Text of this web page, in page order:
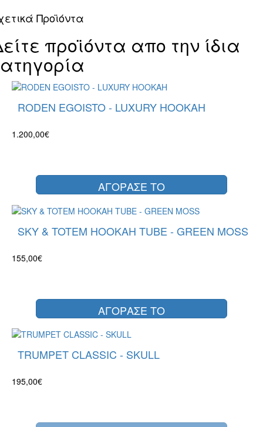
Προϊόντα
προϊόντα απο την ίδια
RODEN EGOISTO - LUXURY HOOKAH
1.200,00€
ΑΓΟΡΑΣΕ ΤΟ
SKY & TOTEM HOOKAH TUBE - GREEN MOSS
155,00€
ΑΓΟΡΑΣΕ ΤΟ
TRUMPET CLASSIC - SKULL
195,00€